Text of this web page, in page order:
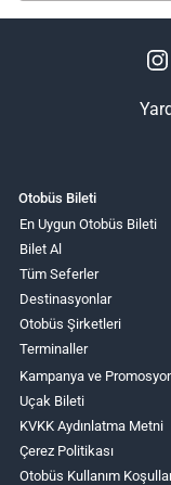
Otobüs Bileti
En Uygun Otobüs Bileti
Bilet Al
Tüm Seferler
Destinasyonlar
Otobüs Şirketleri
Terminaller
Kampanya ve
Uçak Bileti
KVKK Aydınlatma Metni
Çerez Politikası
Otobüs Kullanım